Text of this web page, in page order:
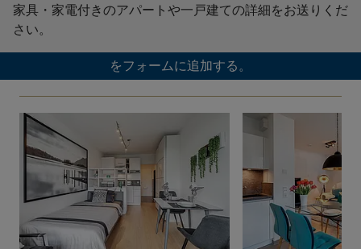
家具・家電付きのアパートや一戸建ての詳細をお送りくだ
さい。
をフォームに追加する。